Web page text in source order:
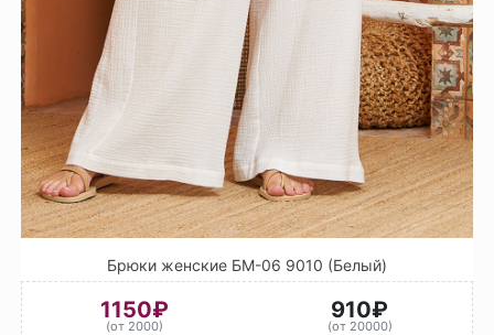
Брюки женские БМ-06 9010 (Белый)
1150₽
(от 2000)
910₽
(от 20000)